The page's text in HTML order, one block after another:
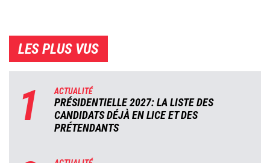
LES PLUS VUS
1 ACTUALITÉ
PRÉSIDENTIELLE 2027: LA LISTE DES
CANDIDATS DÉJÀ EN LICE ET DES
PRÉTENDANTS